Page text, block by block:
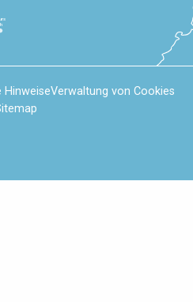
HinweiseVerwaltung von Cookies